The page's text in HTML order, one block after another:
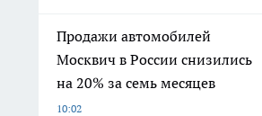
Продажи автомобилей
Москвич в России снизились
на 20% за семь месяцев
10:02